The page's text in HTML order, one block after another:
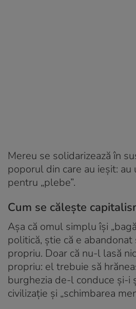
Mereu se solidarizează în
poporul din care au ieșit:
pentru „plebe”.
Cum se călește
Așa că omul simplu își
politică, știe că e abandonat
propriu. Doar că nu-l lasă
propriu: el trebuie să
burghezia de-l conduce și-i
civilizație și „schimbarea